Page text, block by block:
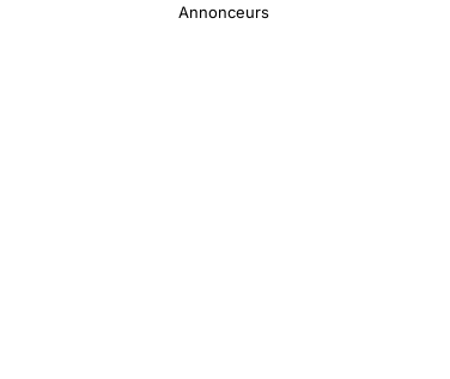
Annonceurs